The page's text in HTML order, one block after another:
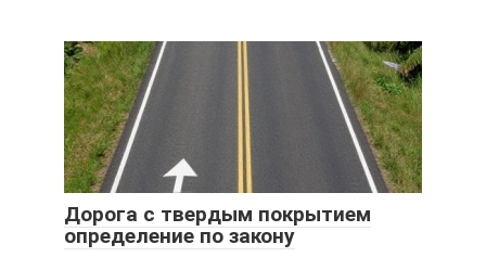
Дорога с твердым покрытием
определение по закону